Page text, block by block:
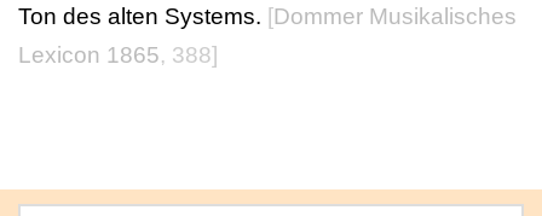
Ton des alten Systems. [Dommer Musikalisches
Lexicon 1865, 388]